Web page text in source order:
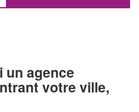
un agence
votre ville,